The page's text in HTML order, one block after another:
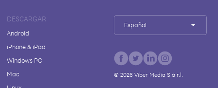
DESCARGAR
Android
iPhone & iPad
Windows PC
Mac
Español
© 2026Viber Media S.à r.l.